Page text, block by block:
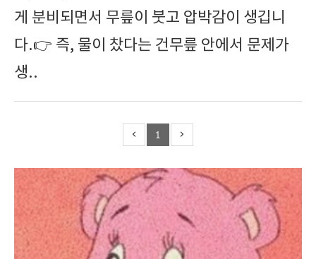
게 분비되면서 무릎이 붓고 압박감이 생깁니
다.👉 즉, 물이 찼다는 건무릎 안에서 문제가
생..
1